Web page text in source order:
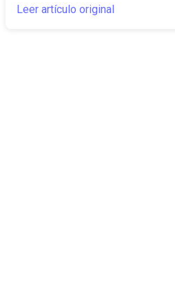
Leer artículo original